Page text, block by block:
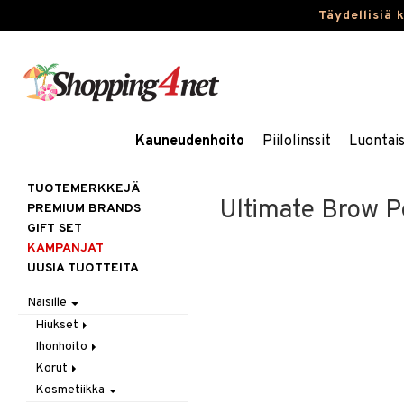
Täydellisiä
Kauneudenhoito Piilolinssit
Ultimate Brow
TUOTEMERKKEJÄ
PREMIUM BRANDS
GIFT SET
KAMPANJAT
UUSIA TUOTTEITA
Naisille
Hiukset
Gift Set
Harjat / Kammat
Hiuskuurit
Ihonhoito
Aurinkotuotteet
Erikoistuotteet
Korut
Kaulakorut
Kosmetiikka